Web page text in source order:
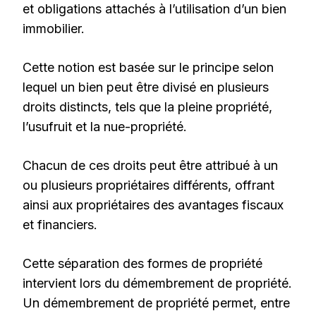
et obligations attachés à l’utilisation d’un bien
immobilier.
Cette notion est basée sur le principe selon
lequel un bien peut être divisé en plusieurs
droits distincts, tels que la pleine propriété,
l’usufruit et la nue-propriété.
Chacun de ces droits peut être attribué à un
ou plusieurs propriétaires différents, offrant
ainsi aux propriétaires des avantages fiscaux
et financiers.
Cette séparation des formes de propriété
intervient lors du démembrement de propriété.
Un démembrement de propriété permet, entre